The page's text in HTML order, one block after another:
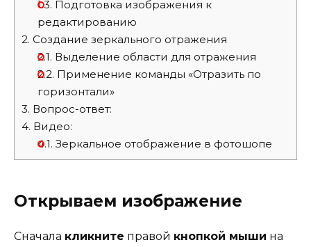
1.3. Подготовка изображения к
редактированию
2. Создание зеркального отражения
2.1. Выделение области для отражения
2.2. Применение команды «Отразить по
горизонтали»
3. Вопрос-ответ:
4. Видео:
4.1. Зеркальное отображение в фотошопе
Открываем изображение
Сначала кликните правой кнопкой мыши на